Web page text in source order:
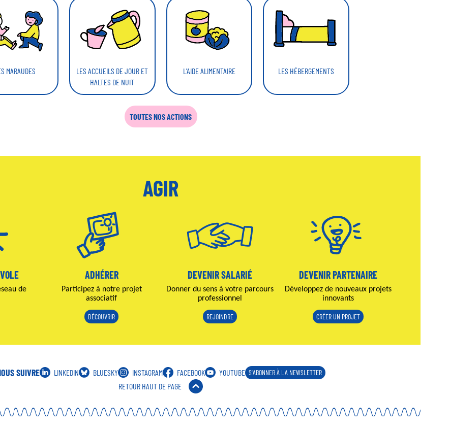
MARAUDES
LES ACCUEILS DE JOUR ET
HALTES DE NUIT
L'AIDE ALIMENTAIRE LES HÉBERGEMENTS
TOUTES NOS ACTIONS
AGIR
de
ADHÉRER
Participez à notre projet
associatif
DÉCOUVRIR
DEVENIR SALARIÉ
Donner du sens à votre parcours
professionnel
REJOINDRE
DEVENIR PARTENAIRE
Développez de nouveaux projets
innovants
CRÉER UN PROJET
SUIVRE LINKEDIN BLUESKY INSTAGRAM FACEBOOK YOUTUBE S'ABONNER À LA NEWSLETTER
RETOUR HAUT DE PAGE